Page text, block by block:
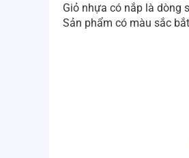
Giỏ nhựa có nắp là dòng
Sản phẩm có màu sắc